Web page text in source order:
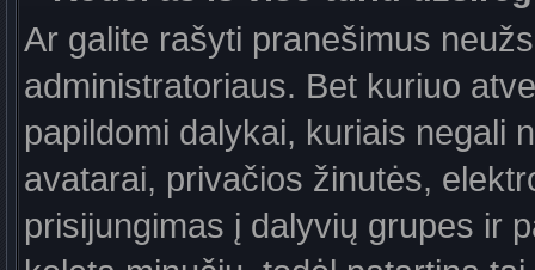
Ar galite rašyti pranešimus
administratoriaus. Bet kuriuo
papildomi dalykai, kuriais negali
avatarai, privačios žinutės,
prisijungimas į dalyvių grupes ir